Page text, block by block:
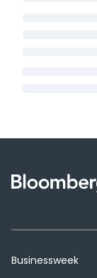
Businessweek